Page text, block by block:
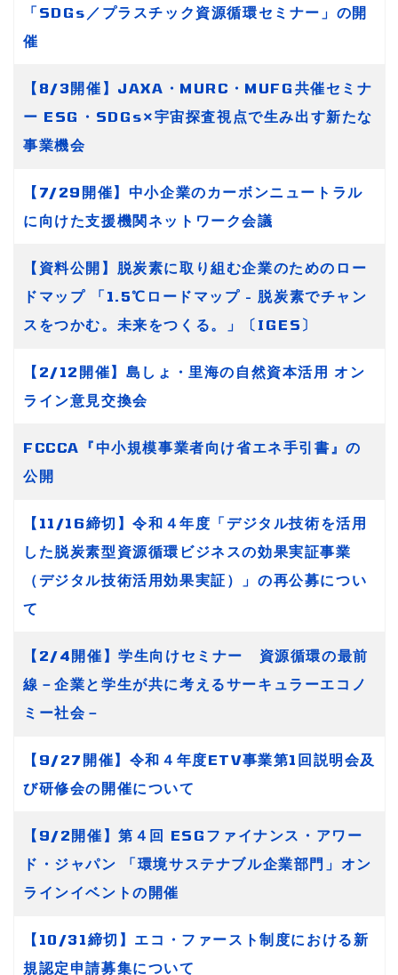
「SDGs／プラスチック資源循環セミナー」の開
催
【8/3開催】JAXA・MURC・MUFG共催セミナ
ー ESG・SDGs×宇宙探査視点で生み出す新たな
事業機会
【7/29開催】中小企業のカーボンニュートラル
に向けた支援機関ネットワーク会議
【資料公開】脱炭素に取り組む企業のためのロー
ドマップ 「1.5℃ロードマップ - 脱炭素でチャン
スをつかむ。未来をつくる。」〔IGES〕
【2/12開催】島しょ・里海の自然資本活用 オン
ライン意見交換会
FCCCA『中小規模事業者向け省エネ手引書』の
公開
【11/16締切】令和４年度「デジタル技術を活用
した脱炭素型資源循環ビジネスの効果実証事業
（デジタル技術活用効果実証）」の再公募につい
て
【2/4開催】学生向けセミナー 資源循環の最前
線－企業と学生が共に考えるサーキュラーエコノ
ミー社会－
【9/27開催】令和４年度ETV事業第1回説明会及
び研修会の開催について
【9/2開催】第４回 ESGファイナンス・アワー
ド・ジャパン 「環境サステナブル企業部門」オン
ラインイベントの開催
【10/31締切】エコ・ファースト制度における新
規認定申請募集について